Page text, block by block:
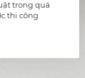
trong quá
thi công